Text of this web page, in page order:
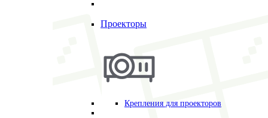
Проекторы
Крепления для проекторов